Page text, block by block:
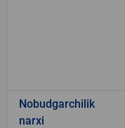
Nobudgarchilik
narxi